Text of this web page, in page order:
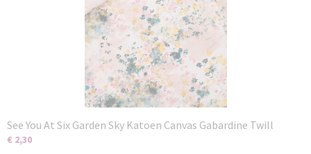
See You At Six Garden Sky Katoen Canvas Gabardine Twill
€ 2,30